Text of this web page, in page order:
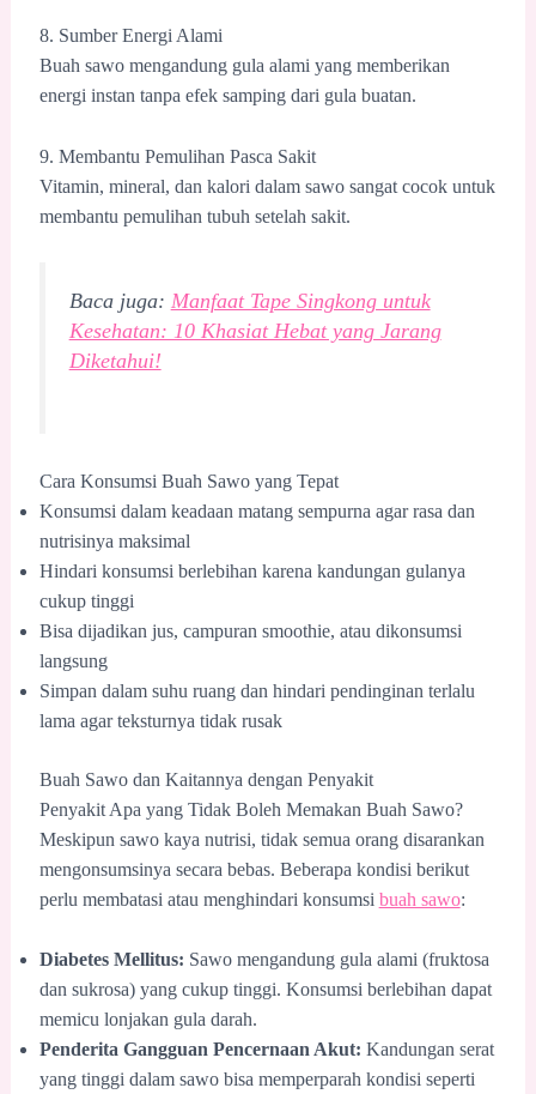
8. Sumber Energi Alami
Buah sawo mengandung gula alami yang memberikan
energi instan tanpa efek samping dari gula buatan.
9. Membantu Pemulihan Pasca Sakit
Vitamin, mineral, dan kalori dalam sawo sangat cocok untuk
membantu pemulihan tubuh setelah sakit.
Baca juga: Manfaat Tape Singkong untuk
Kesehatan: 10 Khasiat Hebat yang Jarang
Diketahui!
Cara Konsumsi Buah Sawo yang Tepat
Konsumsi dalam keadaan matang sempurna agar rasa dan
nutrisinya maksimal
Hindari konsumsi berlebihan karena kandungan gulanya
cukup tinggi
Bisa dijadikan jus, campuran smoothie, atau dikonsumsi
langsung
Simpan dalam suhu ruang dan hindari pendinginan terlalu
lama agar teksturnya tidak rusak
Buah Sawo dan Kaitannya dengan Penyakit
Penyakit Apa yang Tidak Boleh Memakan Buah Sawo?
Meskipun sawo kaya nutrisi, tidak semua orang disarankan
mengonsumsinya secara bebas. Beberapa kondisi berikut
perlu membatasi atau menghindari konsumsi buah sawo:
Diabetes Mellitus: Sawo mengandung gula alami (fruktosa
dan sukrosa) yang cukup tinggi. Konsumsi berlebihan dapat
memicu lonjakan gula darah.
Penderita Gangguan Pencernaan Akut: Kandungan serat
yang tinggi dalam sawo bisa memperparah kondisi seperti